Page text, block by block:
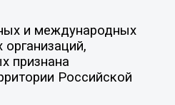
и международных
организаций,
признана
Российской